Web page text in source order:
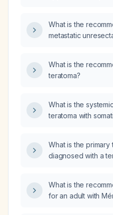
What is the
metastatic
What is the
teratoma?
What is the
teratoma with
What is the
diagnosed with a
What is the
for an adult with